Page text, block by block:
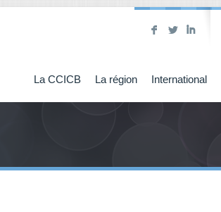
F L I
La CCICB La région International